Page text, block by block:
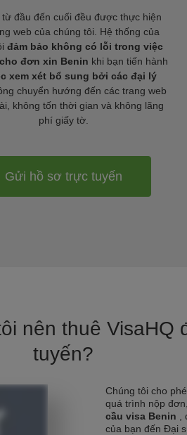
từ đầu đến cuối đều được thực hiện
web của chúng tôi. Hệ thống của
đảm bảo không có lỗi trong việc
đơn xin Benin khi bạn tiến hành
xem xét bổ sung bởi các đại lý
chuyển hướng đến các trang web
không tốn thời gian và không lãng
phí giấy tờ.
Gửi hồ sơ trực tuyến
nên thuê VisaHQ
tuyến?
Chúng tôi cho
quá trình nộp
cầu visa Benin
của bạn đến Đại